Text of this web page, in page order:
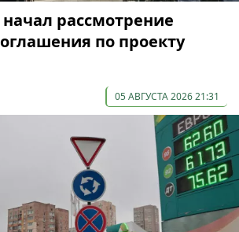
рассмотрение
по проекту
05 АВГУСТА 2026 21:31